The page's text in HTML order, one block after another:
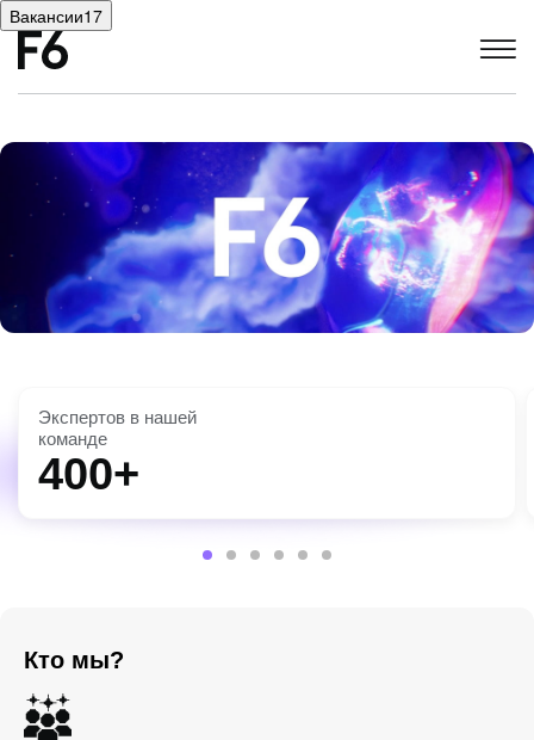
Вакансии17
Экспертов в нашей
команде
400+
Кто мы?